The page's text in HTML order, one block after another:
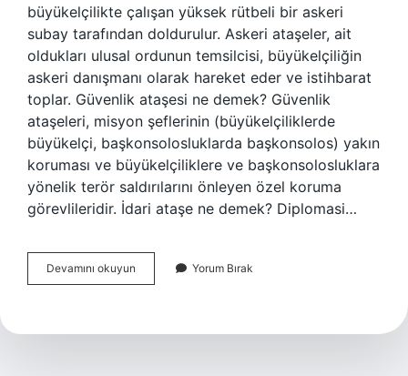
büyükelçilikte çalışan yüksek rütbeli bir askeri
subay tarafından doldurulur. Askeri ataşeler, ait
oldukları ulusal ordunun temsilcisi, büyükelçiliğin
askeri danışmanı olarak hareket eder ve istihbarat
toplar. Güvenlik ataşesi ne demek? Güvenlik
ataşeleri, misyon şeflerinin (büyükelçiliklerde
büyükelçi, başkonsolosluklarda başkonsolos) yakın
koruması ve büyükelçiliklere ve başkonsolosluklara
yönelik terör saldırılarını önleyen özel koruma
görevlileridir. İdari ataşe ne demek? Diplomasi…
Devamını okuyun
Ataşesi
Yorum Bırak